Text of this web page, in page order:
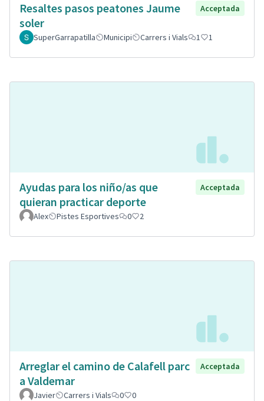
Resaltes pasos peatones Jaume
soler
Acceptada
SuperGarrapatilla Municipi Carrers i Vials 1 1
Ayudas para los niño/as que
quieran practicar deporte
Acceptada
Alex Pistes Esportives 0 2
Arreglar el camino de Calafell parc
a Valdemar
Acceptada
Javier Carrers i Vials 0 0